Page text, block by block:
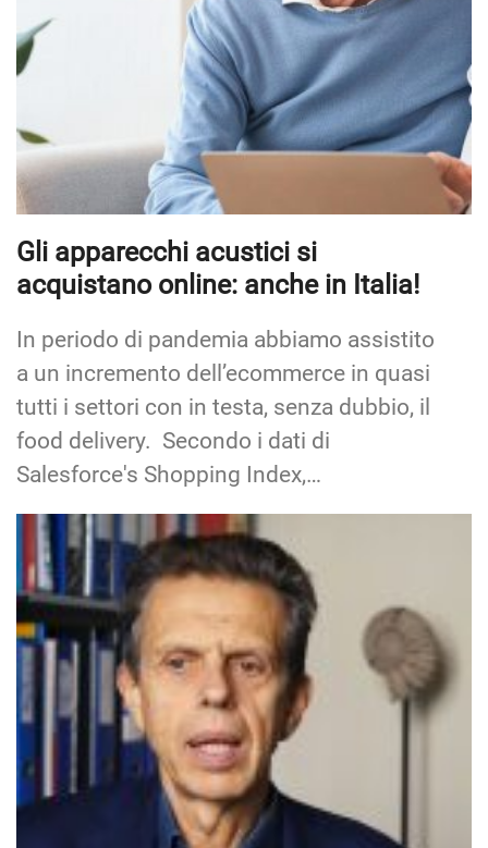
Gli apparecchi acustici si
acquistano online: anche in Italia!
In periodo di pandemia abbiamo assistito
a un incremento dell’ecommerce in quasi
tutti i settori con in testa, senza dubbio, il
food delivery. Secondo i dati di
Salesforce's Shopping Index,…